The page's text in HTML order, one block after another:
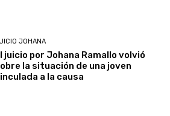
JOHANA
juicio por Johana Ramallo volvió
la situación de una joven
a la causa